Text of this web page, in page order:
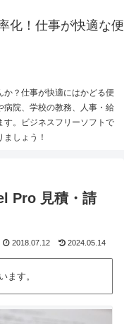
化！仕事が快適な便
か？仕事が快適にはかどる便
病院、学校の教務、人事・給
す。ビジネスフリーソフトで
しょう！
Pro 見積・請
2018.07.12 2024.05.14
ます。